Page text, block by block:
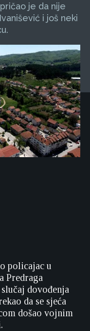
je da nije
i još neki
policajac u
Predraga
dovođenja
da se sjeća
došao vojnim